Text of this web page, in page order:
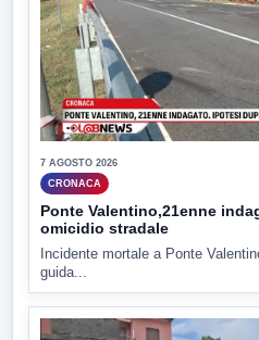
7 AGOSTO 2026
CRONACA
Ponte Valentino,21enne
omicidio stradale
Incidente mortale a Ponte
guida...